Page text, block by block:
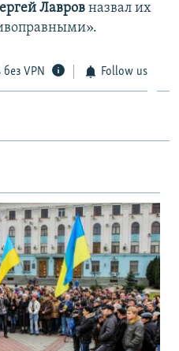
Лавров назвал их
VPN Follow us